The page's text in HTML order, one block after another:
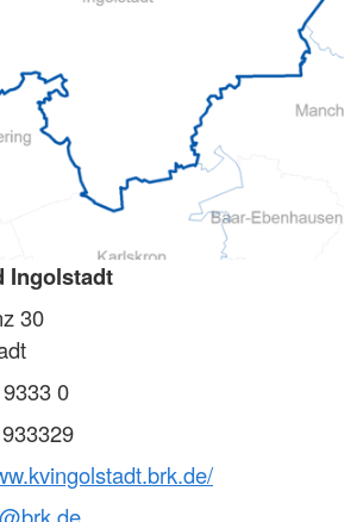
Ingolstadt
30
0